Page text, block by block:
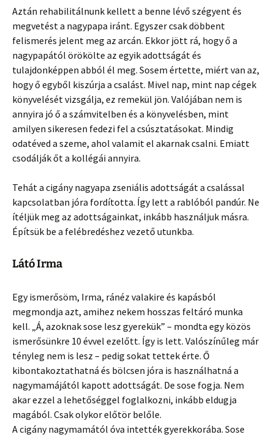
Aztán rehabilitálnunk kellett a benne lévő szégyent és
megvetést a nagypapa iránt. Egyszer csak döbbent
felismerés jelent meg az arcán. Ekkor jött rá, hogy ő a
nagypapától örökölte az egyik adottságát és
tulajdonképpen abból él meg. Sosem értette, miért van az,
hogy ő egyből kiszúrja a csalást. Mivel nap, mint nap cégek
könyvelését vizsgálja, ez remekül jön. Valójában nem is
annyira jó ő a számvitelben és a könyvelésben, mint
amilyen sikeresen fedezi fel a csúsztatásokat. Mindig
odatéved a szeme, ahol valamit el akarnak csalni. Emiatt
csodálják őt a kollégái annyira.
Tehát a cigány nagyapa zseniális adottságát a csalással
kapcsolatban jóra fordította. Így lett a rablóból pandúr. Ne
ítéljük meg az adottságainkat, inkább használjuk másra.
Építsük be a felébredéshez vezető utunkba.
Látó Irma
Egy ismerősöm, Irma, ránéz valakire és kapásból
megmondja azt, amihez nekem hosszas feltáró munka
kell. „Á, azoknak sose lesz gyerekük” – mondta egy közös
ismerősünkre 10 évvel ezelőtt. Így is lett. Valószínűleg már
tényleg nem is lesz – pedig sokat tettek érte. Ő
kibontakoztathatná és bölcsen jóra is használhatná a
nagymamájától kapott adottságát. De sose fogja. Nem
akar ezzel a lehetőséggel foglalkozni, inkább eldugja
magából. Csak olykor előtör belőle.
A cigány nagymamától óva intették gyerekkorába. Sose